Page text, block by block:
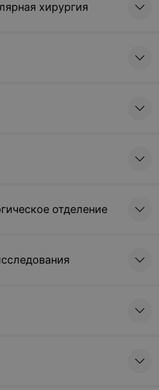
хирургия
отделение